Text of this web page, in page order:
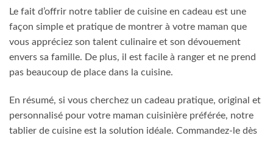
Le fait d’offrir notre tablier de cuisine en cadeau est une
façon simple et pratique de montrer à votre maman que
vous appréciez son talent culinaire et son dévouement
envers sa famille. De plus, il est facile à ranger et ne prend
pas beaucoup de place dans la cuisine.
En résumé, si vous cherchez un cadeau pratique, original et
personnalisé pour votre maman cuisinière préférée, notre
tablier de cuisine est la solution idéale. Commandez-le dès